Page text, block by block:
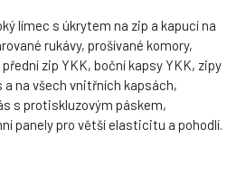
límec s úkrytem na zip a kapucí na
rukávy, prošívané komory,
zip YKK, boční kapsy YKK, zipy
a na všech vnitřních kapsách,
s protiskluzovým páskem,
panely pro větší elasticitu a pohodlí.